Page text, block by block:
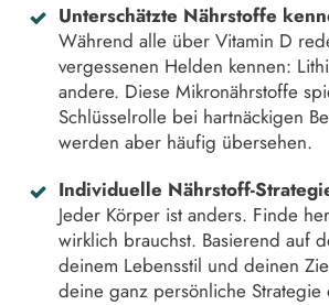
Unterschätzte Nährstoffe
Während alle über Vitamin D
vergessenen Helden kennen:
andere. Diese Mikronährstoffe
Schlüsselrolle bei hartnäckigen
werden aber häufig übersehen.
Individuelle Nährstoff-
Jeder Körper ist anders. Finde
wirklich brauchst. Basierend auf
deinem Lebensstil und deinen
deine ganz persönliche Strategie